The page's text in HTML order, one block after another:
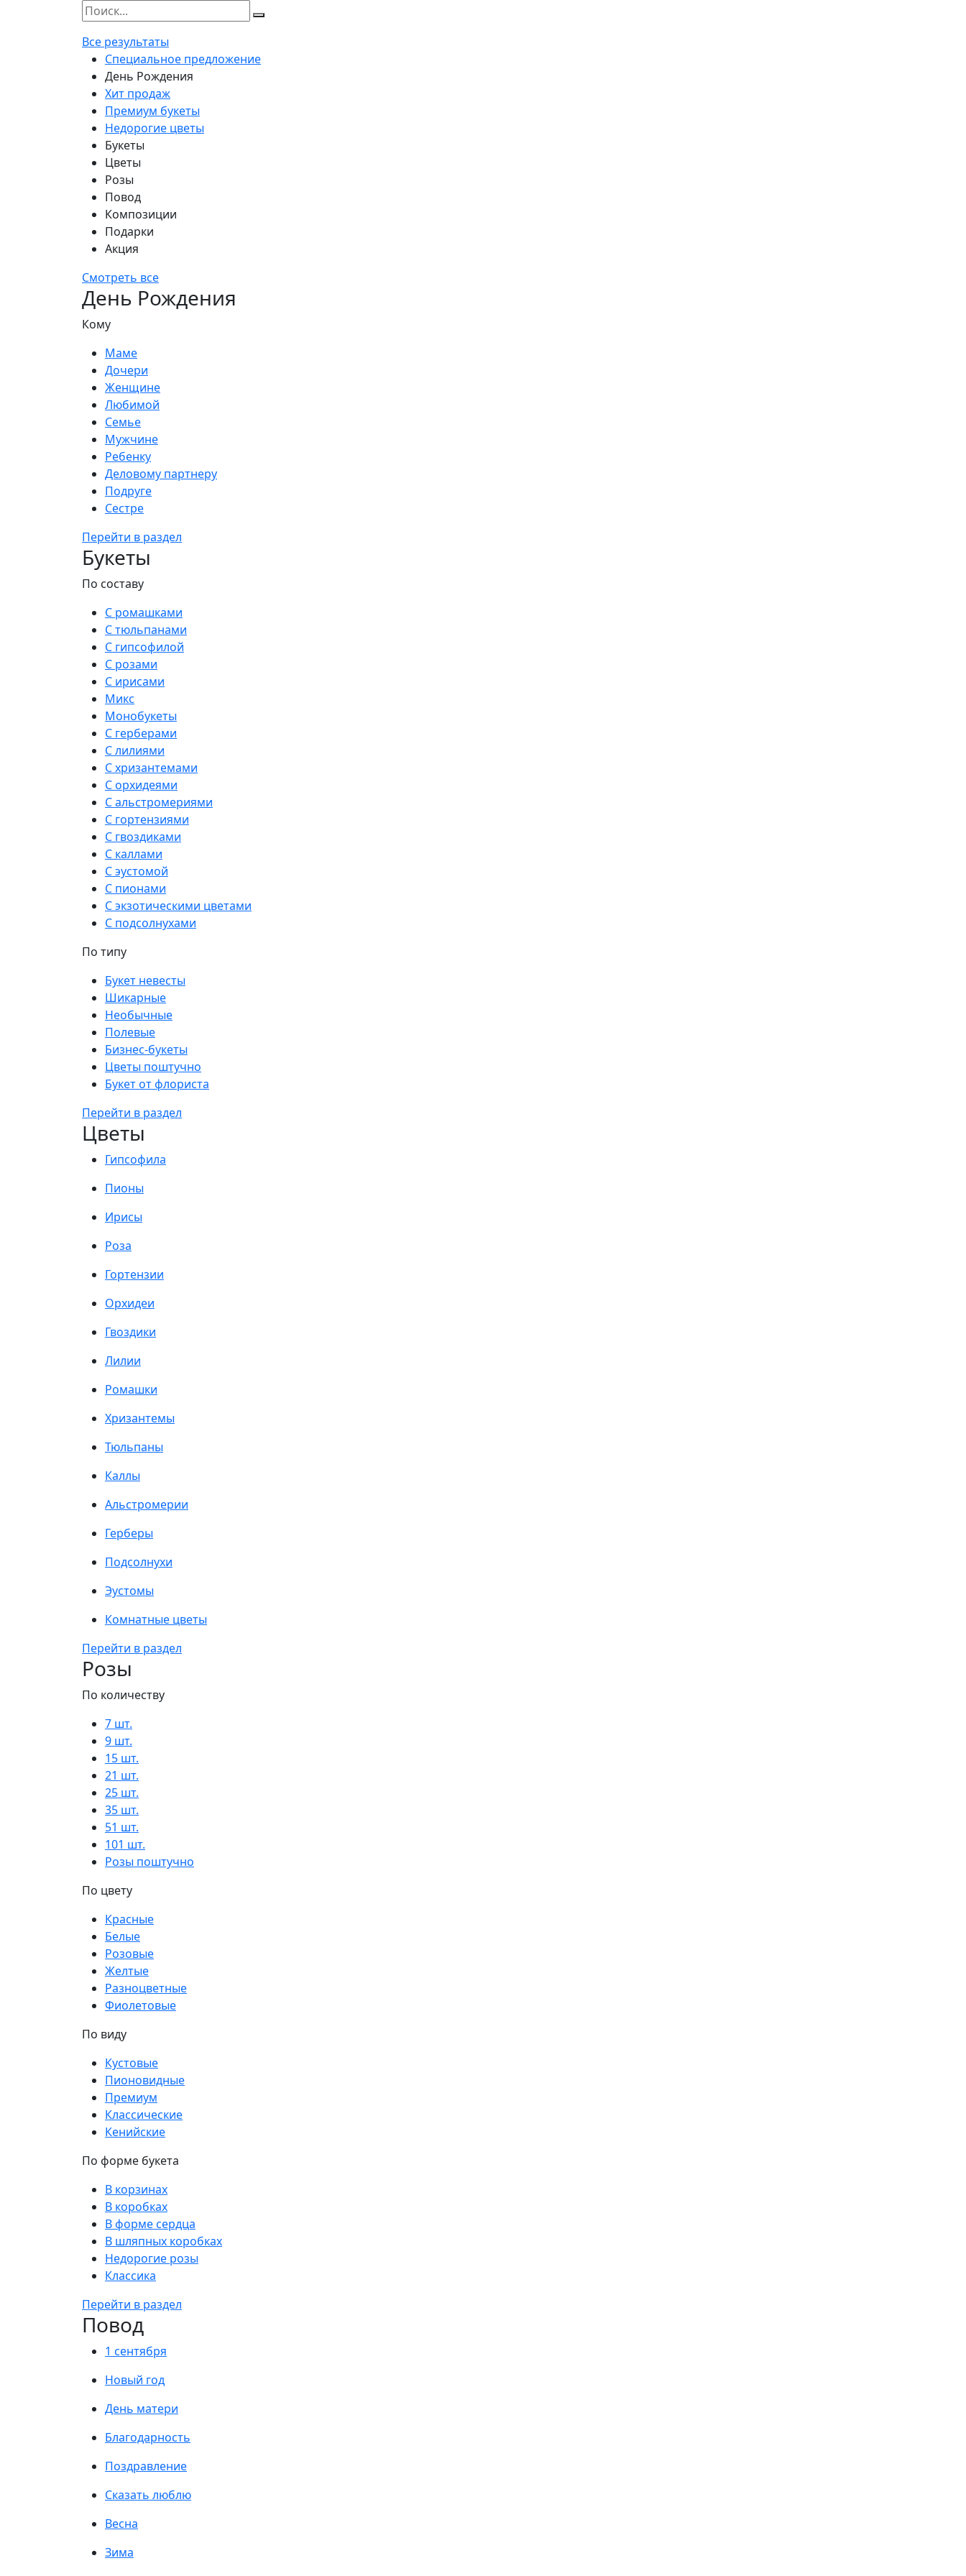
Все результаты
Специальное предложение
День Рождения
Хит продаж
Премиум букеты
Недорогие цветы
Букеты
Цветы
Розы
Повод
Композиции
Подарки
Акция
Смотреть все
День Рождения
Кому
Маме
Дочери
Женщине
Любимой
Семье
Мужчине
Ребенку
Деловому партнеру
Подруге
Сестре
Перейти в раздел
Букеты
По составу
С ромашками
С тюльпанами
С гипсофилой
С розами
С ирисами
Микс
Монобукеты
С герберами
С лилиями
С хризантемами
С орхидеями
С альстромериями
С гортензиями
С гвоздиками
С каллами
С эустомой
С пионами
С экзотическими цветами
С подсолнухами
По типу
Букет невесты
Шикарные
Необычные
Полевые
Бизнес-букеты
Цветы поштучно
Букет от флориста
Перейти в раздел
Цветы
Гипсофила
Пионы
Ирисы
Роза
Гортензии
Орхидеи
Гвоздики
Лилии
Ромашки
Хризантемы
Тюльпаны
Каллы
Альстромерии
Герберы
Подсолнухи
Эустомы
Комнатные цветы
Перейти в раздел
Розы
По количеству
7 шт.
9 шт.
15 шт.
21 шт.
25 шт.
35 шт.
51 шт.
101 шт.
Розы поштучно
По цвету
Красные
Белые
Розовые
Желтые
Разноцветные
Фиолетовые
По виду
Кустовые
Пионовидные
Премиум
Классические
Кенийские
По форме букета
В корзинах
В коробках
В форме сердца
В шляпных коробках
Недорогие розы
Классика
Перейти в раздел
Повод
1 сентября
Новый год
День матери
Благодарность
Поздравление
Сказать люблю
Весна
Зима